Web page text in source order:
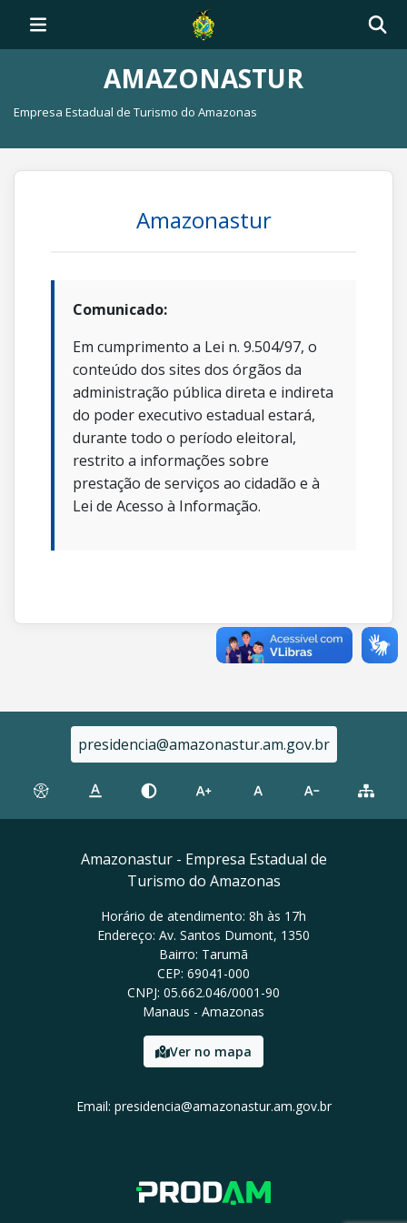
AMAZONASTUR
Empresa Estadual de Turismo do Amazonas
Amazonastur
Comunicado:
Em cumprimento a Lei n. 9.504/97, o
conteúdo dos sites dos órgãos da
administração pública direta e indireta
do poder executivo estadual estará,
durante todo o período eleitoral,
restrito a informações sobre
prestação de serviços ao cidadão e à
Lei de Acesso à Informação.
presidencia@amazonastur.am.gov.br
Amazonastur - Empresa Estadual de
Turismo do Amazonas
Horário de atendimento: 8h às 17h
Endereço: Av. Santos Dumont, 1350
Bairro: Tarumã
CEP: 69041-000
CNPJ: 05.662.046/0001-90
Manaus - Amazonas
Ver no mapa
Email: presidencia@amazonastur.am.gov.br